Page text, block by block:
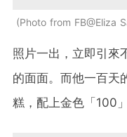
Photo from FB@Eliza
照片一出，立即引來
的面面。而他一百天
糕，配上金色「100